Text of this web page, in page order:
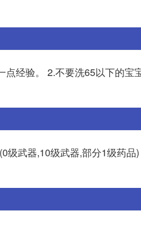
经验。 2.不要洗65以下的宝
级武器,10级武器,部分1级药品